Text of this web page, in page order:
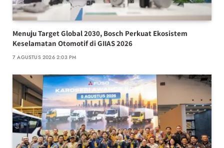
Menuju Target Global 2030, Bosch Perkuat Ekosistem
Keselamatan Otomotif di GIIAS 2026
7 AGUSTUS 2026 2:03 PM